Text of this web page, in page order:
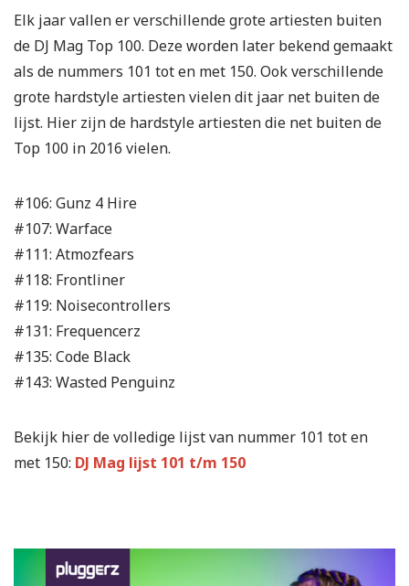
Elk jaar vallen er verschillende grote artiesten buiten
de DJ Mag Top 100. Deze worden later bekend gemaakt
als de nummers 101 tot en met 150. Ook verschillende
grote hardstyle artiesten vielen dit jaar net buiten de
lijst. Hier zijn de hardstyle artiesten die net buiten de
Top 100 in 2016 vielen.
#106: Gunz 4 Hire
#107: Warface
#111: Atmozfears
#118: Frontliner
#119: Noisecontrollers
#131: Frequencerz
#135: Code Black
#143: Wasted Penguinz
Bekijk hier de volledige lijst van nummer 101 tot en
met 150: DJ Mag lijst 101 t/m 150